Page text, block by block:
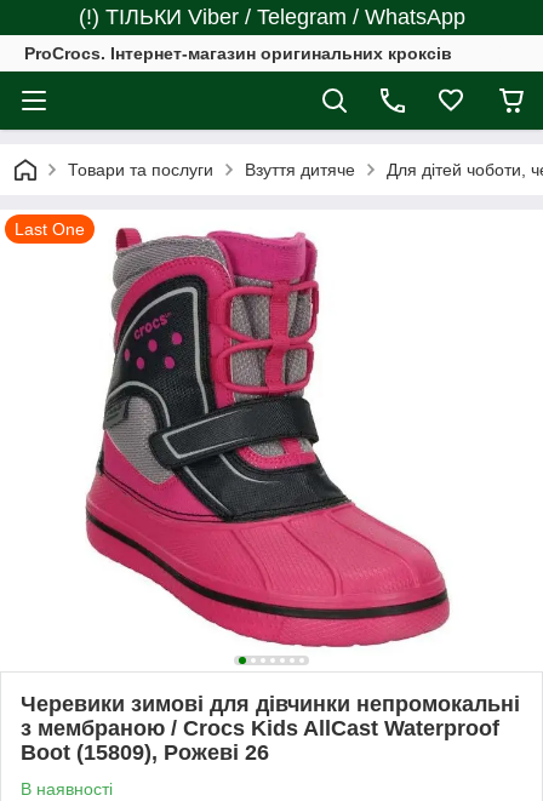
(!) ТІЛЬКИ Viber / Telegram / WhatsApp
ProCrocs. Інтернет-магазин оригинальних кроксів
Товари та послуги Взуття дитяче Для дітей чоботи,
Last One
Черевики зимові для дівчинки непромокальні
з мембраною / Crocs Kids AllCast Waterproof
Boot (15809), Рожеві 26
В наявності